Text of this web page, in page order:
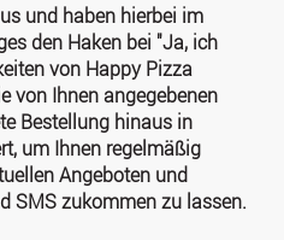
und haben hierbei im
den Haken bei "Ja, ich
von Happy Pizza
von Ihnen angegebenen
Bestellung hinaus in
um Ihnen regelmäßig
Angeboten und
SMS zukommen zu lassen.